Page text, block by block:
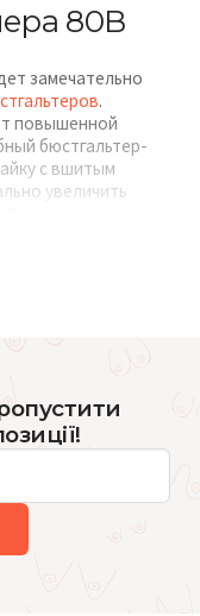
80В
замечательно
.
повышенной
бюстгальтер-
с вшитым
увеличить
и приобрести
зелёное бельё.
сайте,
то приходи